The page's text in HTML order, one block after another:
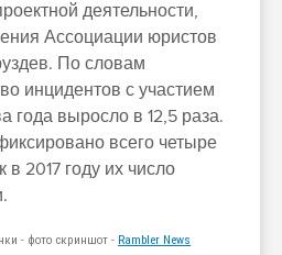
деятельности,
Ассоциации юристов
По словам
инцидентов с участием
года выросло в 12,5 раза.
всего четыре
в 2017 году их число
- фото скриншот - Rambler News